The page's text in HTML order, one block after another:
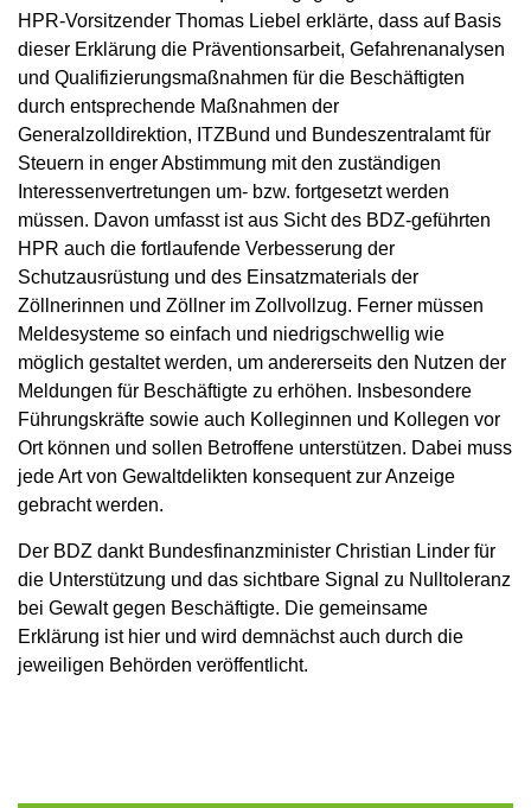
HPR-Vorsitzender Thomas Liebel erklärte, dass auf Basis
dieser Erklärung die Präventionsarbeit, Gefahrenanalysen
und Qualifizierungsmaßnahmen für die Beschäftigten
durch entsprechende Maßnahmen der
Generalzolldirektion, ITZBund und Bundeszentralamt für
Steuern in enger Abstimmung mit den zuständigen
Interessenvertretungen um- bzw. fortgesetzt werden
müssen. Davon umfasst ist aus Sicht des BDZ-geführten
HPR auch die fortlaufende Verbesserung der
Schutzausrüstung und des Einsatzmaterials der
Zöllnerinnen und Zöllner im Zollvollzug. Ferner müssen
Meldesysteme so einfach und niedrigschwellig wie
möglich gestaltet werden, um andererseits den Nutzen der
Meldungen für Beschäftigte zu erhöhen. Insbesondere
Führungskräfte sowie auch Kolleginnen und Kollegen vor
Ort können und sollen Betroffene unterstützen. Dabei muss
jede Art von Gewaltdelikten konsequent zur Anzeige
gebracht werden.
Der BDZ dankt Bundesfinanzminister Christian Linder für
die Unterstützung und das sichtbare Signal zu Nulltoleranz
bei Gewalt gegen Beschäftigte. Die gemeinsame
Erklärung ist hier und wird demnächst auch durch die
jeweiligen Behörden veröffentlicht.